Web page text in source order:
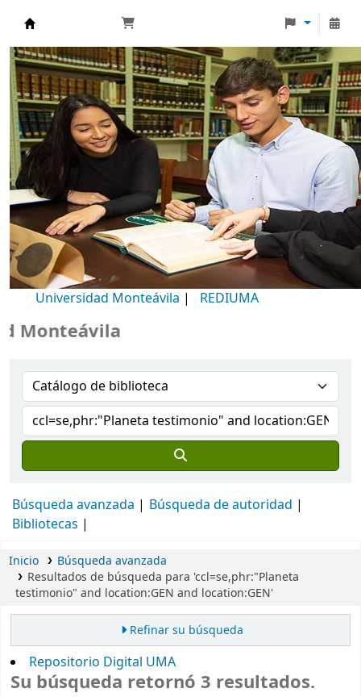
Biblioteca Universidad Monteávila
Universidad Monteávila | REDIUMA
Búsqueda avanzada
Búsqueda de autoridad
Bibliotecas
Inicio
Búsqueda avanzada
Resultados de búsqueda para 'ccl=se,phr:"Planeta
testimonio" and location:GEN and location:GEN'
Refinar su búsqueda
Repositorio Digital UMA
Su búsqueda retornó 3 resultados.